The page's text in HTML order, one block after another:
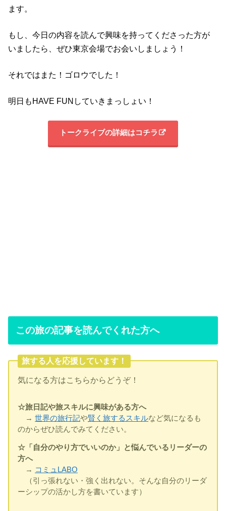
ます。
もし、今日の内容を読んで興味を持ってくださった方が
いましたら、ぜひ東京会場でお会いしましょう！
それではまた！ゴロウでした！
明日もHAVE FUNしていきまっしょい！
トークライブの詳細はコチラ
この旅の記事を読んでくれた方へ
旅する人を応援しています！
気になる方はこちらからどうぞ！
☆旅日記や旅スキルに興味がある方へ
→世界の旅行記や賢く旅するスキルなど気になるも
のからぜひ読んでみてください。
☆「自分のやり方でいいのか」と悩んでいるリーダーの
方へ
→ コミュLABO
（引っ張れない・強く出れない。そんな自分のリーダ
ーシップの活かし方を書いています）